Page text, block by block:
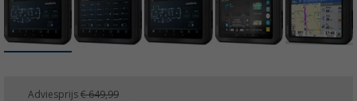
Adviesprijs € 649,99